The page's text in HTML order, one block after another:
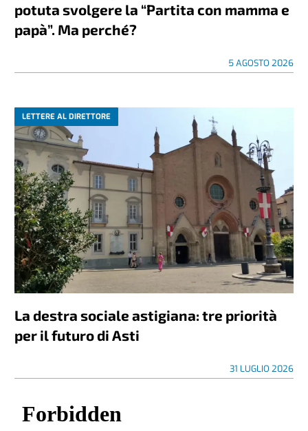
potuta svolgere la “Partita con mamma e
papà”. Ma perché?
5 AGOSTO 2026
LETTERE AL DIRETTORE
La destra sociale astigiana: tre priorità
per il futuro di Asti
31 LUGLIO 2026